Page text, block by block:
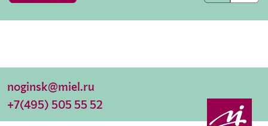
noginsk@miel.ru
+7(495) 505 55 52